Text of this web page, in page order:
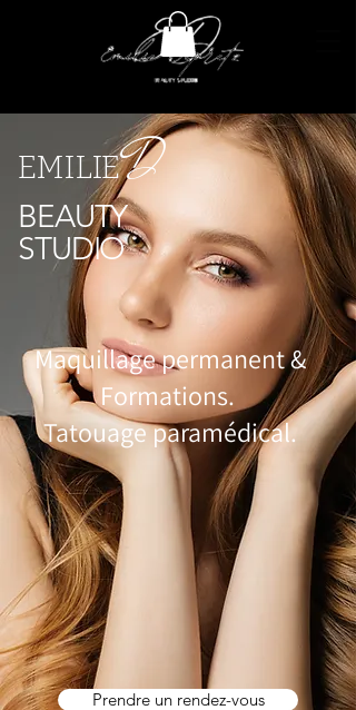
EMILIE D
BEAUTY
STUDIO
Maquillage permanent &
Formations.
Tatouage paramédical.
Prendre un rendez-vous